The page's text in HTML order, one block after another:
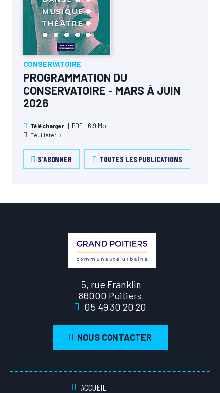
CONSERVATOIRE
PROGRAMMATION DU
CONSERVATOIRE - MARS À JUIN
2026
Télécharger PDF - 6,9 Mo
Feuilleter
S'ABONNER TOUTES LES PUBLICATIONS
5, rue Franklin
86000 Poitiers
05 49 30 20 20
NOUS CONTACTER
ACCUEIL